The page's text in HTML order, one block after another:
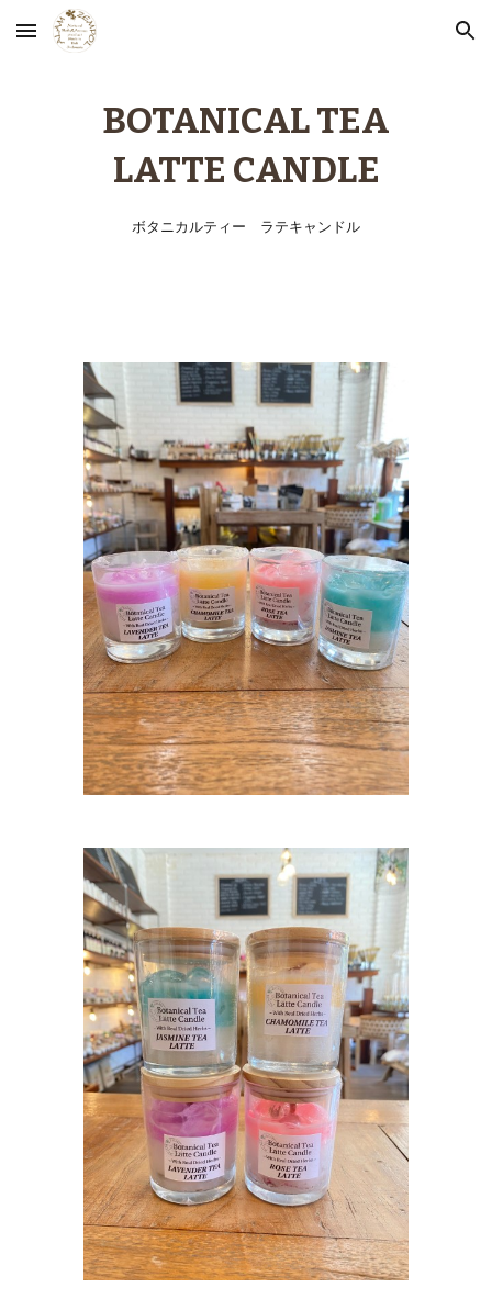
Skip to main content Skip to navigation
BOTANICAL TEA
LATTE CANDLE
ボタニカルティー ラテキャンドル